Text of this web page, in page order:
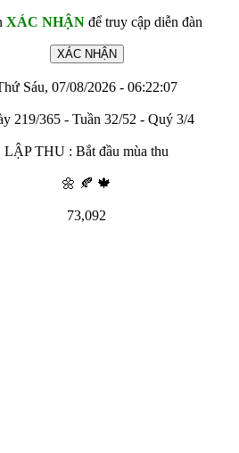
XÁC NHẬNđể truy cập diễn đàn
Sáu, 07/08/2026 - 06:22:07
219/365 - Tuần 32/52 - Quý 3/4
LẬP THU : Bắt đầu mùa thu
🌼 🍂 🍁
73,092